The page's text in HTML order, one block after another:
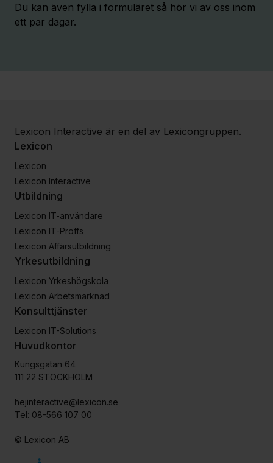
Du kan även fylla i formuläret så hör vi av oss inom
ett par dagar.
Lexicon Interactive är en del av Lexicongruppen.
Lexicon
Lexicon
Lexicon Interactive
Utbildning
Lexicon IT-användare
Lexicon IT-Proffs
Lexicon Affärsutbildning
Yrkesutbildning
Lexicon Yrkeshögskola
Lexicon Arbetsmarknad
Konsulttjänster
Lexicon IT-Solutions
Huvudkontor
Kungsgatan 64
111 22 STOCKHOLM
hejinteractive@lexicon.se
Tel: 08-566 107 00
© Lexicon AB